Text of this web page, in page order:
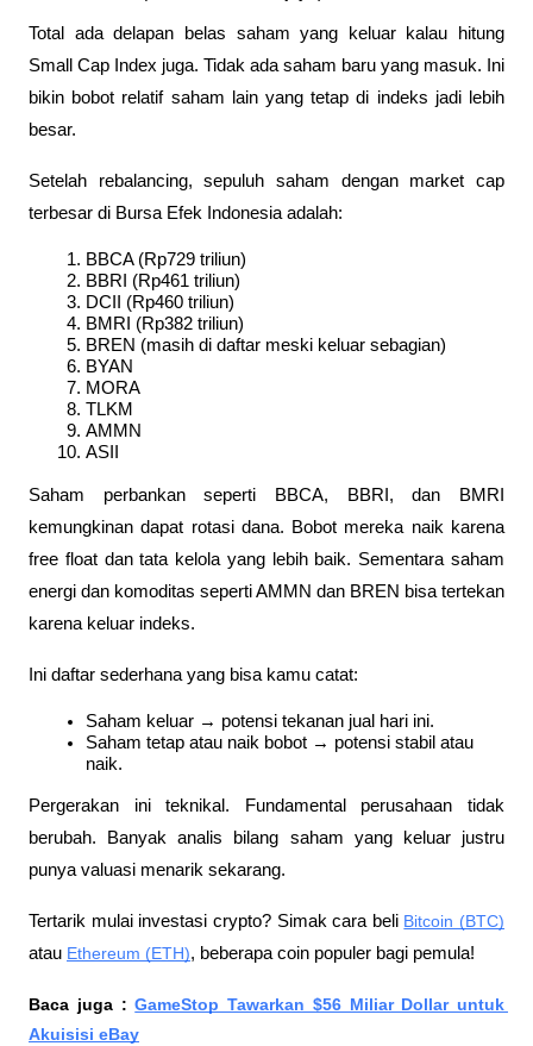
Total ada delapan belas saham yang keluar kalau hitung
Small Cap Index juga. Tidak ada saham baru yang masuk. Ini
bikin bobot relatif saham lain yang tetap di indeks jadi lebih
besar.
Setelah rebalancing, sepuluh saham dengan market cap
terbesar di Bursa Efek Indonesia adalah:
BBCA (Rp729 triliun)
BBRI (Rp461 triliun)
DCII (Rp460 triliun)
BMRI (Rp382 triliun)
BREN (masih di daftar meski keluar sebagian)
BYAN
MORA
TLKM
AMMN
ASII
Saham perbankan seperti BBCA, BBRI, dan BMRI
kemungkinan dapat rotasi dana. Bobot mereka naik karena
free float dan tata kelola yang lebih baik. Sementara saham
energi dan komoditas seperti AMMN dan BREN bisa tertekan
karena keluar indeks.
Ini daftar sederhana yang bisa kamu catat:
Saham keluar → potensi tekanan jual hari ini.
Saham tetap atau naik bobot → potensi stabil atau
naik.
Pergerakan ini teknikal. Fundamental perusahaan tidak
berubah. Banyak analis bilang saham yang keluar justru
punya valuasi menarik sekarang.
Tertarik mulai investasi crypto? Simak cara beli Bitcoin (BTC)
atau Ethereum (ETH), beberapa coin populer bagi pemula!
Baca juga : GameStop Tawarkan $56 Miliar Dollar untuk
Akuisisi eBay